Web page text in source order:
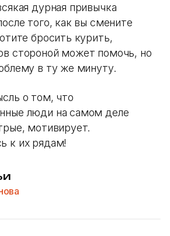
дурная привычка
того, как вы смените
бросить курить,
стороной может помочь, но
в ту же минуту.
о том, что
люди на самом деле
мотивирует.
к их рядам!